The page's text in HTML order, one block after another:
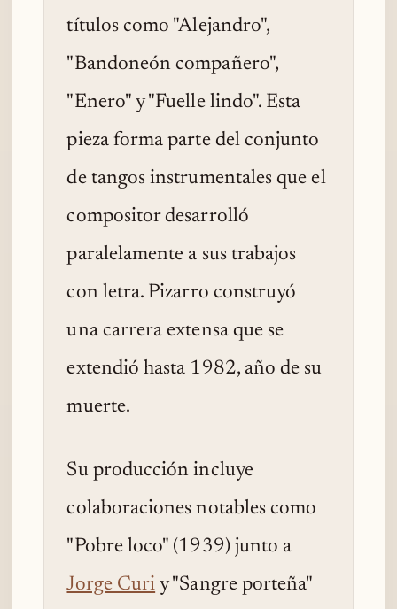
títulos como "Alejandro",
"Bandoneón compañero",
"Enero" y "Fuelle lindo". Esta
pieza forma parte del conjunto
de tangos instrumentales que el
compositor desarrolló
paralelamente a sus trabajos
con letra. Pizarro construyó
una carrera extensa que se
extendió hasta 1982, año de su
muerte.
Su producción incluye
colaboraciones notables como
"Pobre loco" (1939) junto a
Jorge Curi y "Sangre porteña"